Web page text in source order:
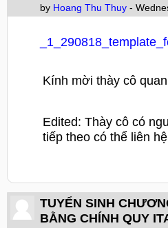
by Hoang Thu Thuy -
Kính mời thày cô
Edited: Thày cô có
tiếp theo có thể liên
TUYỂN SINH
BẰNG CHÍNH QUY